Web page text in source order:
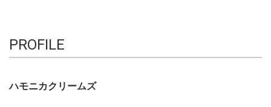
PROFILE
ハモニカクリームズ